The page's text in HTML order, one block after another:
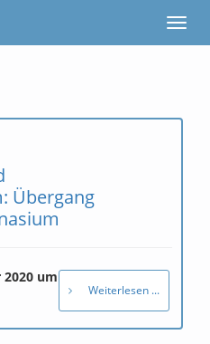
Übergang
um 20.00 Uhr im
Weiterlesen ...